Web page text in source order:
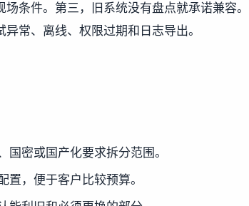
条件。第三，旧系统没有盘点就承诺兼容
常、离线、权限过期和日志导出。
密或国产化要求拆分范围。
，便于客户比较预算。